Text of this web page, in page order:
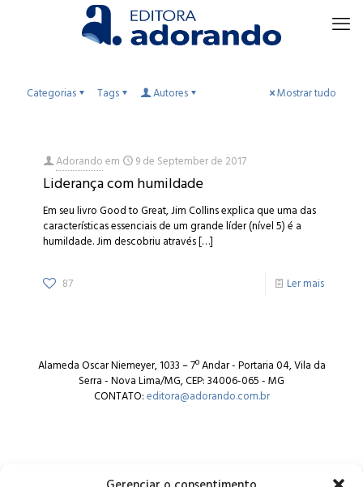
Categorias Tags Autores Mostrar tudo
Adorandoem 9 de September de 2017
Liderança com humildade
Em seu livro Good to Great, Jim Collins explica que uma das
características essenciais de um grande líder (nível 5) é a
humildade. Jim descobriu através[…]
87 Ler mais
Alameda Oscar Niemeyer, 1033 – 7º Andar - Portaria 04, Vila da
Serra - Nova Lima/MG, CEP: 34006-065 - MG
CONTATO:editora@adorando.com.br